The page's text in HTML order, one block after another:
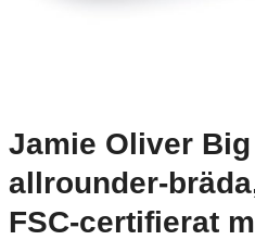
Jamie Oliver
allrounder-
FSC-certifierat